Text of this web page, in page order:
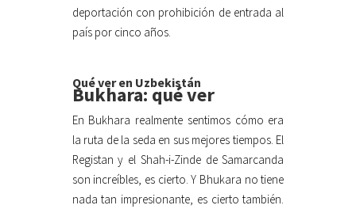
deportación con prohibición de entrada al
país por cinco años.
Qué ver en Uzbekistán
Bukhara: qué ver
En Bukhara realmente sentimos cómo era
la ruta de la seda en sus mejores tiempos. El
Registan y el Shah-i-Zinde de Samarcanda
son increíbles, es cierto. Y Bhukara no tiene
nada tan impresionante, es cierto también.